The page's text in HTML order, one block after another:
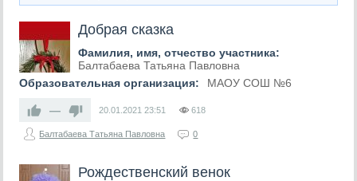
Добрая сказка
Фамилия, имя, отчество участника:
Балтабаева Татьяна Павловна
Образовательная организация:
МАОУ СОШ №6
— 20.01.2021 23:51 618
Балтабаева Татьяна Павловна 0
Рождественский венок